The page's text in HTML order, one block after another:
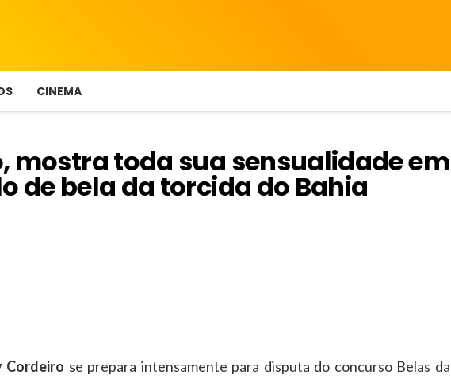
CINEMA
mostra toda sua sensualidade em
de bela da torcida do Bahia
Cordeiro se prepara intensamente para disputa do concurso Belas da